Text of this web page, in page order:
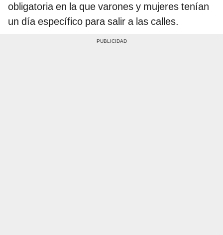
obligatoria en la que varones y mujeres tenían
un día específico para salir a las calles.